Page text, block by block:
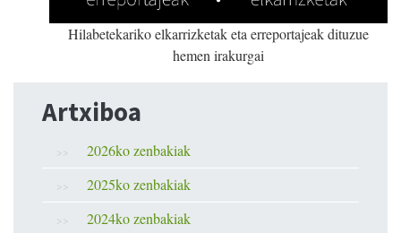
Hilabetekariko elkarrizketak eta erreportajeak dituzue
hemen irakurgai
Artxiboa
2026ko zenbakiak
2025ko zenbakiak
2024ko zenbakiak